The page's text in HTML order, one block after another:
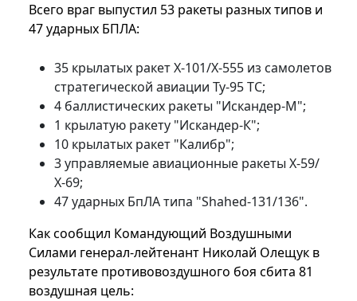
Всего враг выпустил 53 ракеты разных типов и
47 ударных БПЛА:
35 крылатых ракет Х-101/Х-555 из самолетов
стратегической авиации Ту-95 ТС;
4 баллистических ракеты "Искандер-М";
1 крылатую ракету "Искандер-К";
10 крылатых ракет "Калибр";
3 управляемые авиационные ракеты Х-59/
Х-69;
47 ударных БпЛА типа "Shahed-131/136".
Как сообщил Командующий Воздушными
Силами генерал-лейтенант Николай Олещук в
результате противовоздушного боя сбита 81
воздушная цель: